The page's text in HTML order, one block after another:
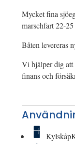
Mycket fina
marschfart 22-
Båten levereras
Vi hjälper dig att
finans och
Kylskåp